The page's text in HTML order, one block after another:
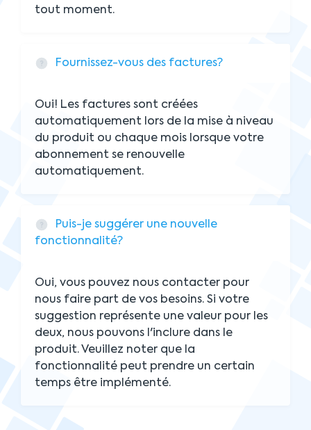
tout moment.
Fournissez-vous des factures?
Oui! Les factures sont créées
automatiquement lors de la mise à niveau
du produit ou chaque mois lorsque votre
abonnement se renouvelle
automatiquement.
Puis-je suggérer une nouvelle
fonctionnalité?
Oui, vous pouvez nous contacter pour
nous faire part de vos besoins. Si votre
suggestion représente une valeur pour les
deux, nous pouvons l'inclure dans le
produit. Veuillez noter que la
fonctionnalité peut prendre un certain
temps être implémenté.